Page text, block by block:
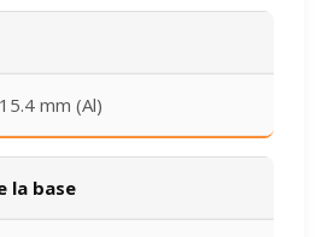
mm (Al)
la base